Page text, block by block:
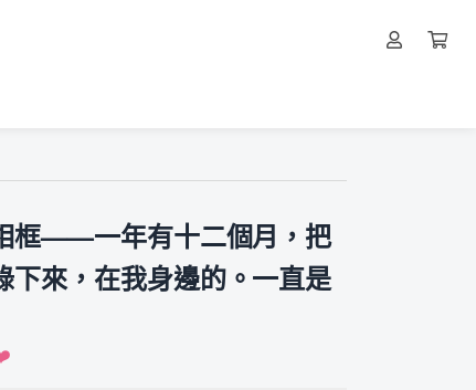
框——一年有十二個月，把
下來，在我身邊的。一直是